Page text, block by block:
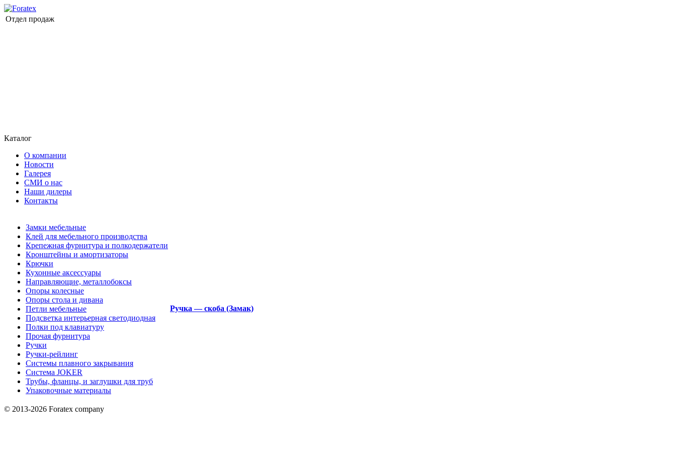
Отдел продаж
Каталог
О компании
Новости
Галерея
СМИ о нас
Наши дилеры
Контакты
Замки мебельные
Клей для мебельного производства
Крепежная фурнитура и полкодержатели
Кронштейны и амортизаторы
Крючки
Кухонные аксессуары
Направляющие, металлобоксы
Опоры колесные
Опоры стола и дивана
Петли мебельные
Подсветка интерьерная светодиодная
Полки под клавиатуру
Прочая фурнитура
Ручки
Ручки-рейлинг
Системы плавного закрывания
Система JOKER
Трубы, фланцы, и заглушки для труб
Упаковочные материалы
Ручка — скоба (Замак)
© 2013-2026 Foratex company